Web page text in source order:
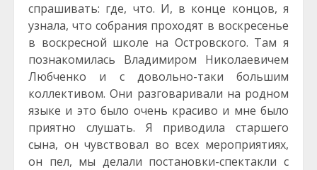
спрашивать: где, что. И, в конце концов, я
узнала, что собрания проходят в воскресенье
в воскресной школе на Островского. Там я
познакомилась Владимиром Николаевичем
Любченко и с довольно-таки большим
коллективом. Они разговаривали на родном
языке и это было очень красиво и мне было
приятно слушать. Я приводила старшего
сына, он чувствовал во всех мероприятиях,
он пел, мы делали постановки-спектакли с